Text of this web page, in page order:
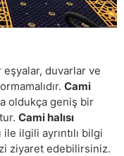
duvarlar ve
Cami
oldukça geniş bir
Cami halısı
ilgili ayrıntılı bilgi
ziyaret edebilirsiniz.